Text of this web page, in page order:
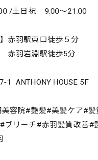
/土日祝 9:00～21:00
赤羽駅東口徒歩５分
駅徒歩5分
1 ANTHONY HOUSE 5F
容院#艶髪#美髪ケア#
ブリーチ#赤羽髪質改善